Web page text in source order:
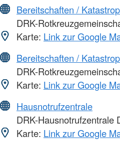
Bereitschaften /
DRK-
Karte: Link zur Google
Bereitschaften /
DRK-
Karte: Link zur Google
Hausnotrufzentrale
DRK-Hausnotrufzentrale
Karte: Link zur Google